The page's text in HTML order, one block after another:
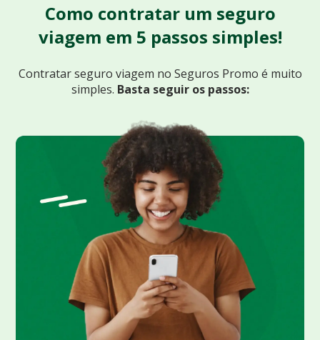
Como contratar um seguro
viagem em 5 passos simples!
Contratar seguro viagem no Seguros Promo é muito
simples. Basta seguir os passos: